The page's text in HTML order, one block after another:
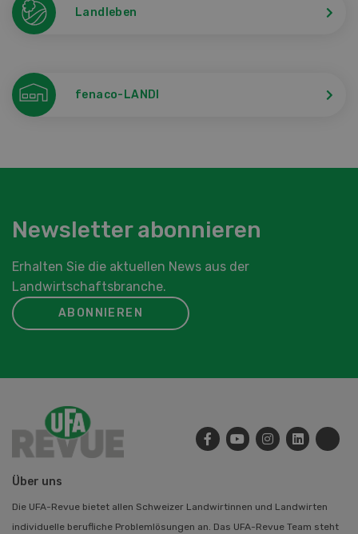
Landleben
fenaco-LANDI
Newsletter abonnieren
Erhalten Sie die aktuellen News aus der
Landwirtschaftsbranche.
ABONNIEREN
Über uns
Die UFA-Revue bietet allen Schweizer Landwirtinnen und Landwirten
individuelle berufliche Problemlösungen an. Das UFA-Revue Team steht